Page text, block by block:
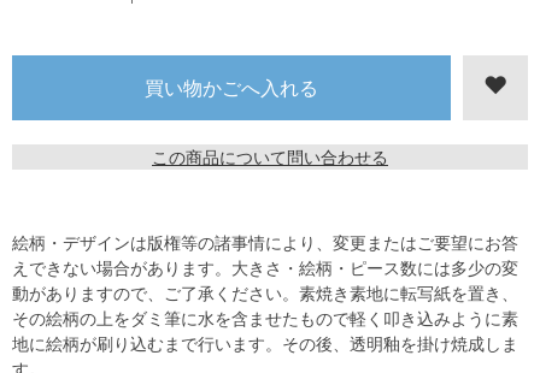
この商品について問い合わせる
絵柄・デザインは版権等の諸事情により、変更またはご要望にお答
えできない場合があります。大きさ・絵柄・ピース数には多少の変
動がありますので、ご了承ください。素焼き素地に転写紙を置き、
その絵柄の上をダミ筆に水を含ませたもので軽く叩き込みように素
地に絵柄が刷り込むまで行います。その後、透明釉を掛け焼成しま